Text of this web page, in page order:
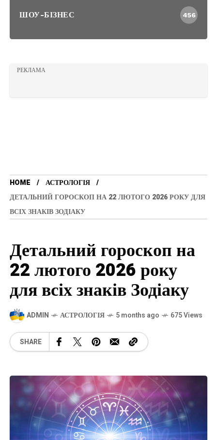
ШОУ-БІЗНЕС 456
РЕКЛАМА
HOME
АСТРОЛОГІЯ
ДЕТАЛЬНИЙ ГОРОСКОП НА 22 ЛЮТОГО 2026 РОКУ ДЛЯ
ВСІХ ЗНАКІВ ЗОДІАКУ
Детальний гороскоп на
22 лютого 2026 року
для всіх знаків Зодіаку
ADMIN АСТРОЛОГІЯ 5 months ago 675 Views
SHARE